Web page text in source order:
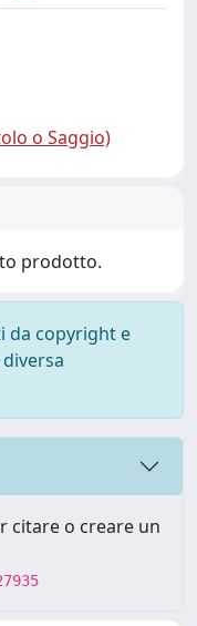
o Saggio)
prodotto.
da copyright e
citare o creare un